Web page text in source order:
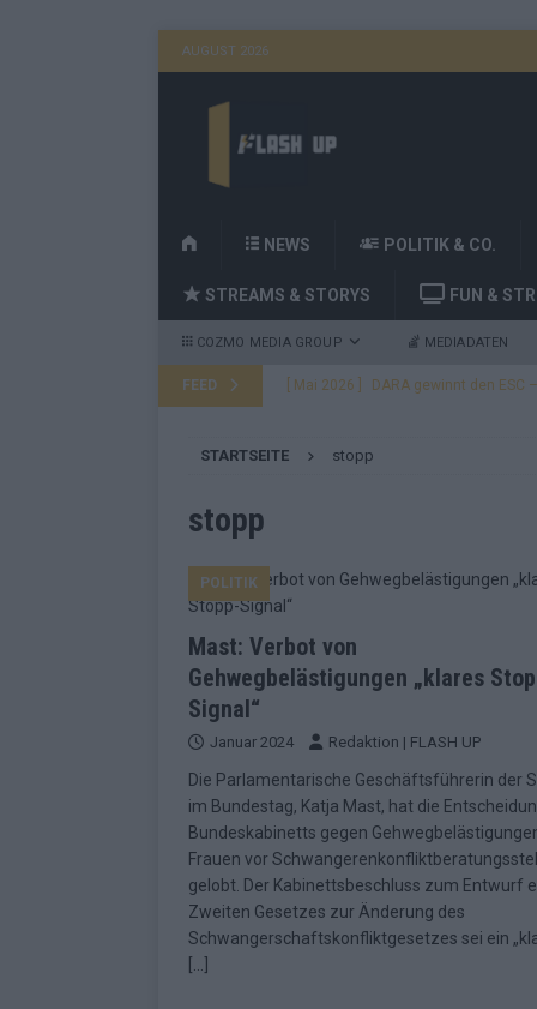
AUGUST 2026
H
M
E
NEWS POLITIK & CO.
STREAMS & STORYS FUN &
COZMO MEDIA GROUP MEDIADATEN
FEED [ Mai 2026 ] DARA gewinnt den
[ Mai 2026 ]
[ Mai 2026 ] ESC-Finale morgen:
[ Mai 2026 ] „Douze Points“ – wie
[ Mai 2026 ] Das ESC-Finale ist
JJ hat den Abend
KOMMENTAR
[ Mai 2026 ] ESC-Halbfinale 2: Das
EXTRA
DARA gewinnt
STARTSEITE stopp
stopp
POLITIK
Mast: Verbot von
Gehwegbelästigungen „klares
Signal“
Januar 2024 Redaktion | FLASH UP
Die Parlamentarische Geschäftsführerin der
im Bundestag, Katja Mast, hat die
Bundeskabinetts gegen
Frauen vor
gelobt. Der Kabinettsbeschluss zum Entwurf
Zweiten Gesetzes zur Änderung des
Schwangerschaftskonfliktgesetzes sei ein